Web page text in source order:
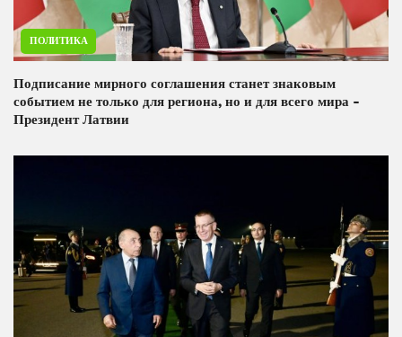
ПОЛИТИКА
Подписание мирного соглашения станет знаковым
событием не только для региона, но и для всего мира -
Президент Латвии